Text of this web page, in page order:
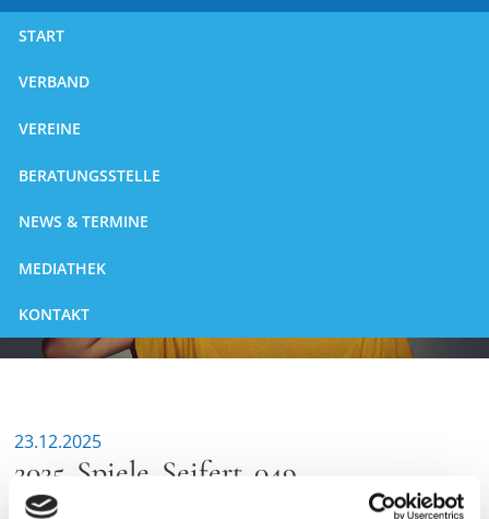
START
VERBAND
VEREINE
BERATUNGSSTELLE
NEWS & TERMINE
MEDIATHEK
KONTAKT
23.12.2025
2025_Spiele_Seifert_049